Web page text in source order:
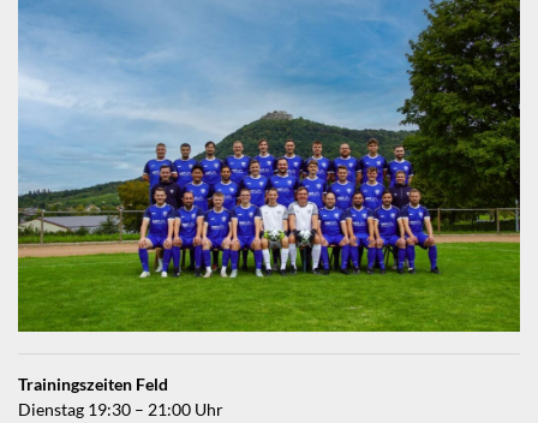
Trainingszeiten Feld
Dienstag 19:30 – 21:00 Uhr